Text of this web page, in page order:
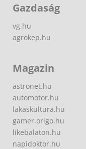
Gazdaság
vg.hu
agrokep.hu
Magazin
astronet.hu
automotor.hu
lakaskultura.hu
gamer.origo.hu
likebalaton.hu
napidoktor.hu